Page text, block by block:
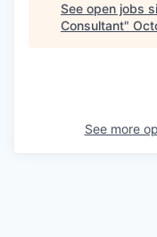
See open jobs
Consultant"
See more